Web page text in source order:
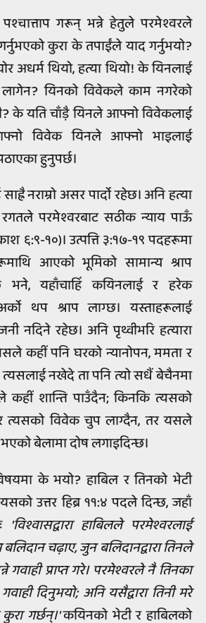
गरून् भन्ने हेतुले परमेश्वरले
कुरा के तपाईंले याद गर्नुभयो?
अधर्म थियो, हत्या थियो! के यिनलाई
यिनको विवेकले काम नगरेको
के यति चाँड़ै यिनले आफ्नो विवेकलाई
विवेक यिनले आफ्नो भाइलाई
हुनुपर्छ।
नराम्रो असर पार्दो रहेछ। अनि हत्या
परमेश्वरबाट सठीक न्याय पाऊँ
६:९-१०)। उत्पत्ति ३:१७-१९ पदहरूमा
आएको भूमिको सामान्य श्राप
भने, यहाँचाहिँ कयिनलाई र हरेक
थप श्राप लाग्छ। यस्ताहरूलाई
नदिने रहेछ। अनि पृथ्वीभरि हत्यारा
कहीं पनि घरको न्यानोपन, ममता र
नखेदे ता पनि त्यो सधैं बेचैनमा
कहीं शान्ति पाउँदैन; किनकि त्यसको
त्यसको विवेक चुप लाग्दैन, तर यसले
बेलामा दोष लगाइदिन्छ।
के भयो? हाबिल र तिनको भेटी
उत्तर हिब्र ११:४ पदले दिन्छ, जहाँ
'विश्वासद्वारा हाबिलले परमेश्वरलाई
चढ़ाए, जुन बलिदानद्वारा तिनले
प्राप्त गरे। परमेश्वरले नै तिनका
दिनुभयो; अनि यसैद्वारा तिनी मरे
गर्छन्।'कयिनको भेटी र हाबिलको